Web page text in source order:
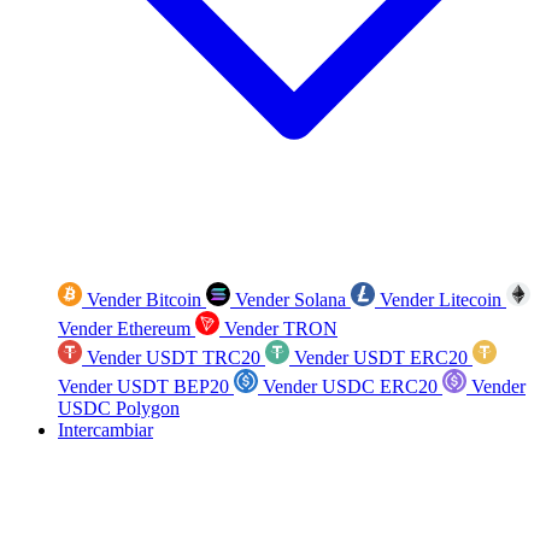
Vender Bitcoin Vender Solana
Vender Litecoin
Vender Ethereum
Vender TRON
Vender USDT TRC20
Vender USDT ERC20
Vender USDT BEP20
Vender USDC ERC20
Vender
USDC Polygon
Intercambiar